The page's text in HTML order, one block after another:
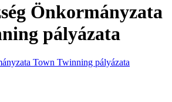
Önkormányzata
pályázata
Town Twinning pályázata